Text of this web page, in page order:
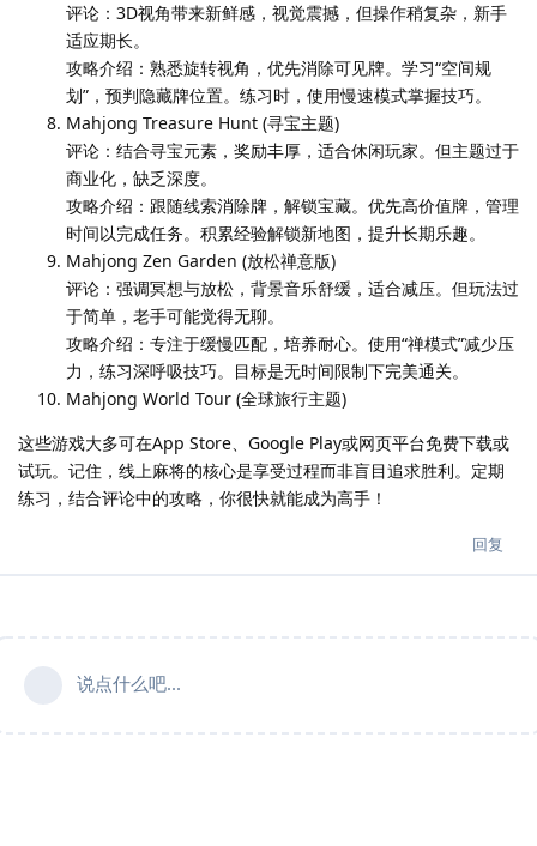
评论：3D视角带来新鲜感，视觉震撼，但操作稍复杂，新手
适应期长。
攻略介绍：熟悉旋转视角，优先消除可见牌。学习“空间规
划”，预判隐藏牌位置。练习时，使用慢速模式掌握技巧。
Mahjong Treasure Hunt (寻宝主题)
评论：结合寻宝元素，奖励丰厚，适合休闲玩家。但主题过于
商业化，缺乏深度。
攻略介绍：跟随线索消除牌，解锁宝藏。优先高价值牌，管理
时间以完成任务。积累经验解锁新地图，提升长期乐趣。
Mahjong Zen Garden (放松禅意版)
评论：强调冥想与放松，背景音乐舒缓，适合减压。但玩法过
于简单，老手可能觉得无聊。
攻略介绍：专注于缓慢匹配，培养耐心。使用“禅模式”减少压
力，练习深呼吸技巧。目标是无时间限制下完美通关。
Mahjong World Tour (全球旅行主题)
这些游戏大多可在App Store、Google Play或网页平台免费下载或
试玩。记住，线上麻将的核心是享受过程而非盲目追求胜利。定期
练习，结合评论中的攻略，你很快就能成为高手！
回复
说点什么吧...